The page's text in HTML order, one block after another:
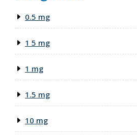
0.5 mg
1 5 mg
1 mg
1.5 mg
10 mg